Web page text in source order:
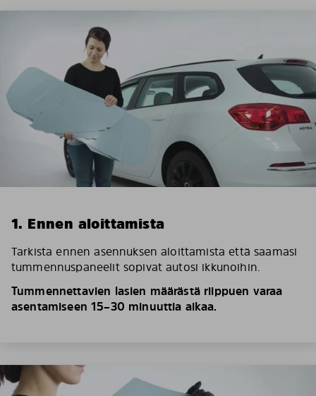
1. Ennen aloittamista
Tarkista ennen asennuksen aloittamista että saamasi
tummennuspaneelit sopivat autosi ikkunoihin.
Tummennettavien lasien määrästä riippuen varaa
asentamiseen 15–30 minuuttia aikaa.